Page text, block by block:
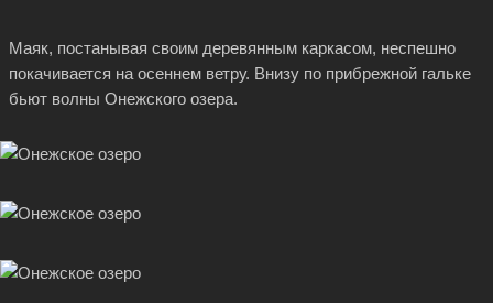
Маяк, постанывая своим деревянным каркасом, неспешно
покачивается на осеннем ветру. Внизу по прибрежной гальке
бьют волны Онежского озера.